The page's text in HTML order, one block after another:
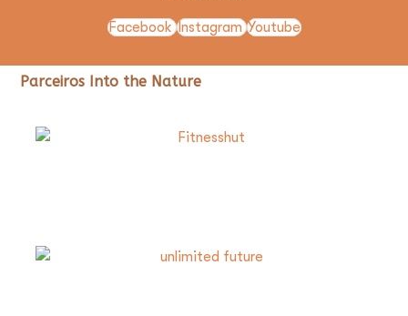
Facebook Instagram Youtube
Parceiros Into the Nature